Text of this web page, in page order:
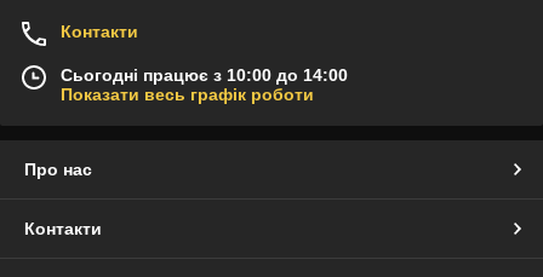
Контакти
Сьогодні працює з 10:00 до 14:00
Показати весь графік роботи
Про нас
Контакти